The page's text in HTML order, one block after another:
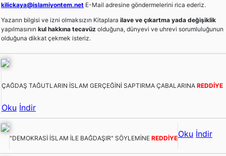
kilickaya@islamiyontem.net E-Mail adresine göndermelerini rica ederiz.
Yazarın bilgisi ve izni olmaksızın Kitaplara ilave ve çıkartma yada değişiklik
yapılmasının kul hakkına tecavüz olduğuna, dünyevi ve uhrevi sorumluluğunun
olduğuna dikkat çekmek isteriz.
ÇAĞDAŞ TAĞUTLARIN İSLAM GERÇEĞİNİ SAPTIRMA ÇABALARINA REDDİYE
Oku İndir
"DEMOKRASİ İSLAM İLE BAĞDAŞIR" SÖYLEMİNE REDDİYEOku İndir